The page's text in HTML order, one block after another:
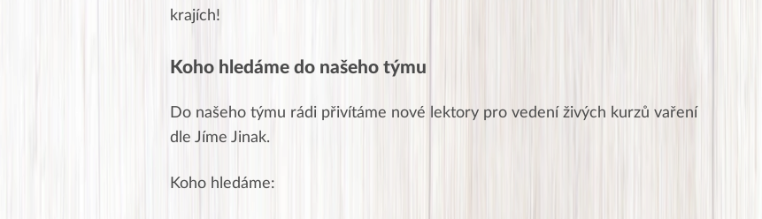
krajích!
Koho hledáme do našeho týmu
Do našeho týmu rádi přivítáme nové lektory pro vedení živých kurzů vaření
dle Jíme Jinak.
Koho hledáme: